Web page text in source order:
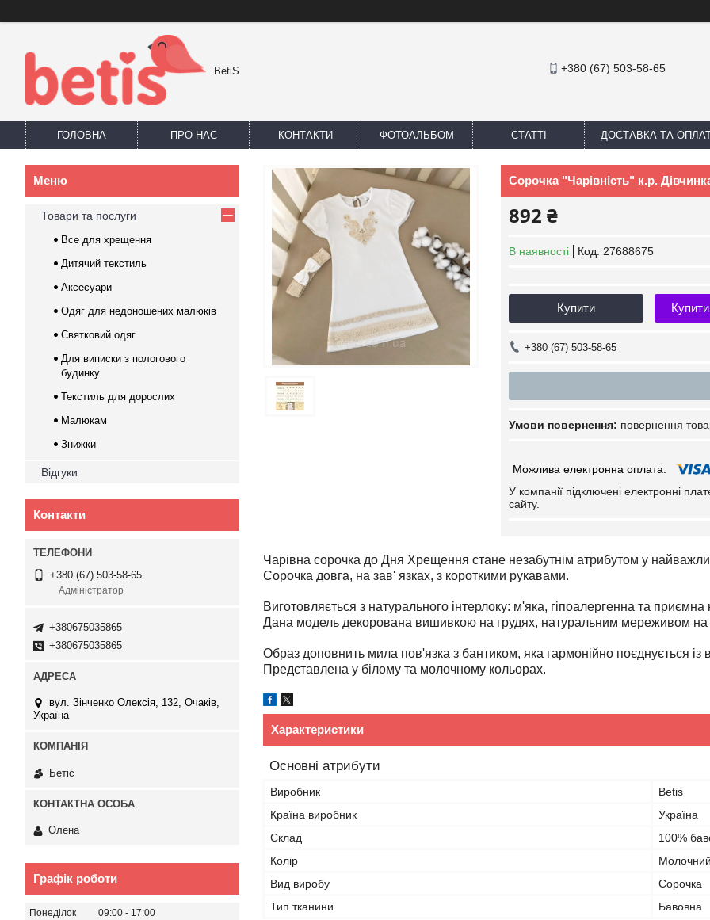
BetiS +380 (67) 503-58-65
ГОЛОВНА ПРО НАС КОНТАКТИ ФОТОАЛЬБОМ СТАТТІ ДОСТАВКА ТА
Сорочка "Чарівність" к.р.
892 ₴
В наявності Код: 27688675
Купити
+380 (67) 503-58-65
повернення
У компанії підключені електронні
сайту.
Чарівна сорочка до Дня Хрещення стане незабутнім атрибутом у
Сорочка довга, на зав' язках, з короткими рукавами.
Виготовляється з натурального інтерлоку: м'яка, гіпоалергенна та
Дана модель декорована вишивкою на грудях, натуральним мереживом на
Образ доповнить мила пов'язка з бантиком, яка гармонійно поєднується із
Представлена у білому та молочному кольорах.
Характеристики
Основні атрибути
Виробник
Betis
Країна виробник
Україна
Склад
100%
Колір
Молочний
Вид виробу
Сорочка
Тип тканини
Бавовна
Товари та послуги
Все для хрещення
Дитячий текстиль
Аксесуари
Одяг для недоношених малюків
Святковий одяг
Для виписки з пологового
будинку
Текстиль для дорослих
Малюкам
Знижки
Відгуки
Контакти
+380 (67) 503-58-65
Адміністратор
+380675035865
+380675035865
вул. Зінченко Олексія, 132, Очаків,
Україна
Бетіс
Олена
Графік роботи
Понеділок 09:00
17:00